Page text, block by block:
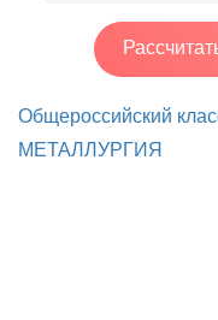
Общероссийский
МЕТАЛЛУРГИЯ